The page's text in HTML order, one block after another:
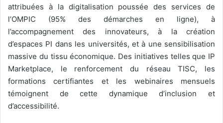
attribuées à la digitalisation poussée des services de
l’OMPIC (95% des démarches en ligne), à
l’accompagnement des innovateurs, à la création
d’espaces PI dans les universités, et à une sensibilisation
massive du tissu économique. Des initiatives telles que IP
Marketplace, le renforcement du réseau TISC, les
formations certifiantes et les webinaires mensuels
témoignent de cette dynamique d’inclusion et
d’accessibilité.